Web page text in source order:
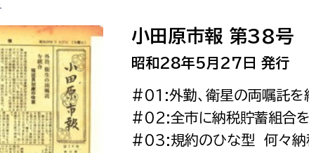
地域づくり まちづく
スポーツ課
小田原城総合管理事務所
経済部
産業政策課
観光課
小田原市報 第38号
昭和28年5月27日 発行
#01:外勤、衛星の両嘱託
#02:全市に納税貯蓄組合を
#03:規約のひな型 何々納